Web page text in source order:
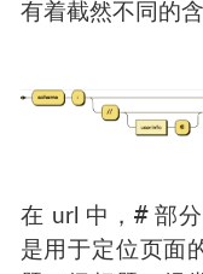
有着截然不同的含
在 url 中， #部分
是用于定位页面